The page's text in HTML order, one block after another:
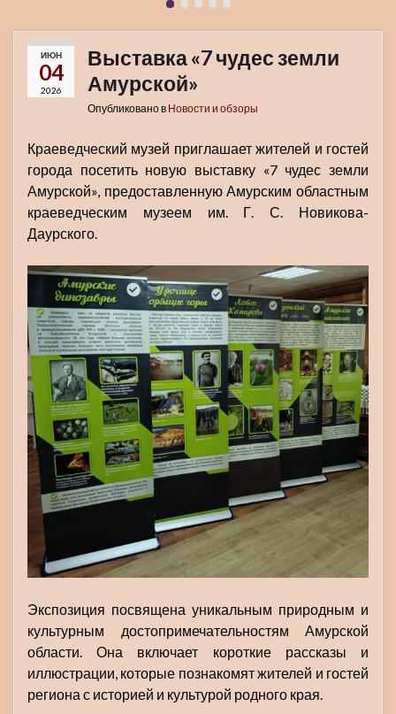
ИЮН
04
2026
Выставка «7 чудес земли
Амурской»
Опубликовано в Новости и обзоры
Краеведческий музей приглашает жителей и гостей
города посетить новую выставку «7 чудес земли
Амурской», предоставленную Амурским областным
краеведческим музеем им. Г. С. Новикова-
Даурского.
Экспозиция посвящена уникальным природным и
культурным достопримечательностям Амурской
области. Она включает короткие рассказы и
иллюстрации, которые познакомят жителей и гостей
региона с историей и культурой родного края.